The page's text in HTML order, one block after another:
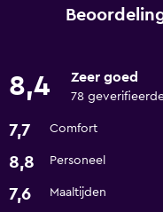
8,4 Zeer goed
78
7,7 Comfort
8,8 Personeel
7,6 Maaltijden